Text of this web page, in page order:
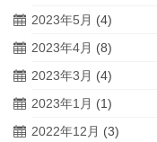
2023年5月 (4)
2023年4月 (8)
2023年3月 (4)
2023年1月 (1)
2022年12月 (3)